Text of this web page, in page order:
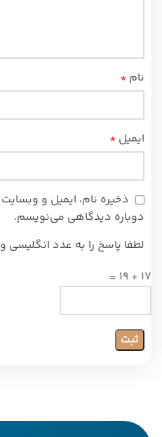
نام *
ایمیل *
ذخیره نام، ایمیل و
دوباره دیدگاهی می‌نویسم.
لطفا پاسخ را به عدد انگلیسی
17 + 19 =